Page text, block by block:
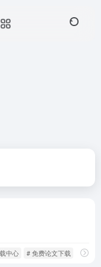
中心 # 免费论文下载 # 免费